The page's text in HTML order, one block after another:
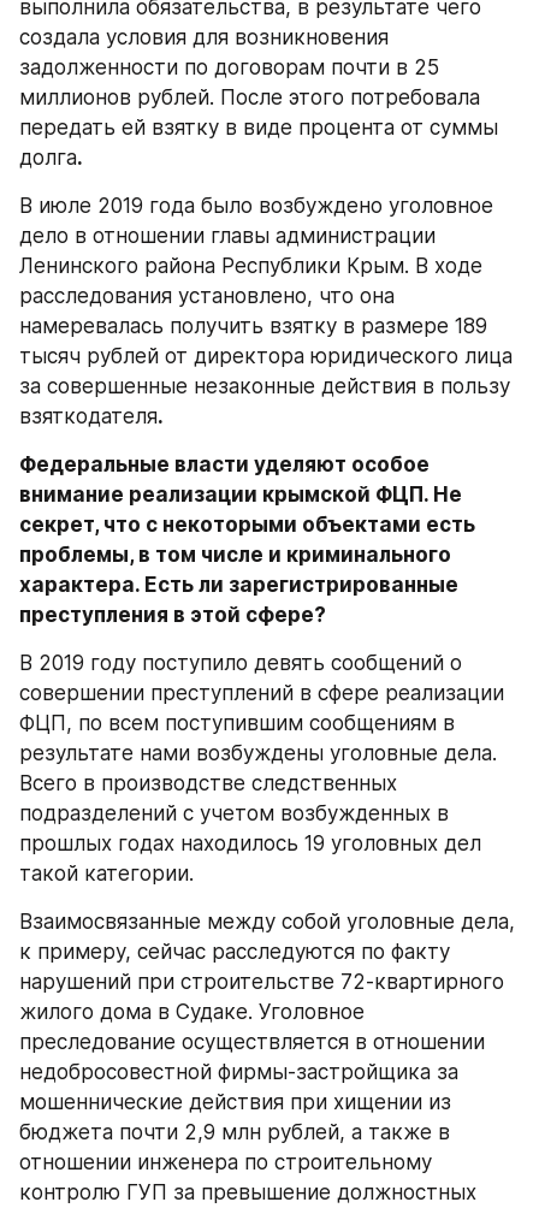
выполнила обязательства, в результате чего
создала условия для возникновения
задолженности по договорам почти в 25
миллионов рублей. После этого потребовала
передать ей взятку в виде процента от суммы
долга.
В июле 2019 года было возбуждено уголовное
дело в отношении главы администрации
Ленинского района Республики Крым. В ходе
расследования установлено, что она
намеревалась получить взятку в размере 189
тысяч рублей от директора юридического лица
за совершенные незаконные действия в пользу
взяткодателя.
Федеральные власти уделяют особое
внимание реализации крымской ФЦП. Не
секрет, что с некоторыми объектами есть
проблемы, в том числе и криминального
характера. Есть ли зарегистрированные
преступления в этой сфере?
В 2019 году поступило девять сообщений о
совершении преступлений в сфере реализации
ФЦП, по всем поступившим сообщениям в
результате нами возбуждены уголовные дела.
Всего в производстве следственных
подразделений с учетом возбужденных в
прошлых годах находилось 19 уголовных дел
такой категории.
Взаимосвязанные между собой уголовные дела,
к примеру, сейчас расследуются по факту
нарушений при строительстве 72-квартирного
жилого дома в Судаке. Уголовное
преследование осуществляется в отношении
недобросовестной фирмы-застройщика за
мошеннические действия при хищении из
бюджета почти 2,9 млн рублей, а также в
отношении инженера по строительному
контролю ГУП за превышение должностных